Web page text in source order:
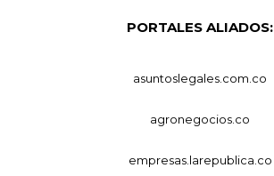
PORTALES ALIADOS:
asuntoslegales.com.co
agronegocios.co
empresas.larepublica.co